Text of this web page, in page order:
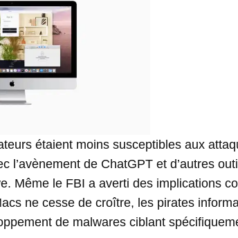
étaient moins susceptibles aux
l’avènement de ChatGPT et d’autres
Même le FBI a averti des implications
ne cesse de croître, les pirates
de malwares ciblant